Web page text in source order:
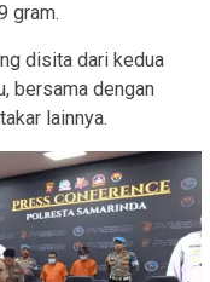
gram.
disita dari kedua
bersama dengan
lainnya.